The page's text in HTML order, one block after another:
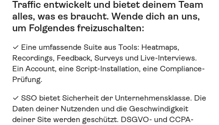
Traffic entwickelt und bietet deinem Team
alles, was es braucht. Wende dich an uns,
um Folgendes freizuschalten:
✓ Eine umfassende Suite aus Tools: Heatmaps,
Recordings, Feedback, Surveys und Live-Interviews.
Ein Account, eine Script-Installation, eine Compliance-
Prüfung.
✓ SSO bietet Sicherheit der Unternehmensklasse. Die
Daten deiner Nutzenden und die Geschwindigkeit
deiner Site werden geschützt. DSGVO- und CCPA-